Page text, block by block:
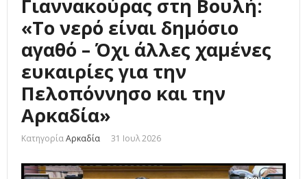
Γιαννακούρας στη Βουλή:
«Το νερό είναι δημόσιο
αγαθό – Όχι άλλες χαμένες
ευκαιρίες για την
Πελοπόννησο και την
Αρκαδία»
ΚατηγορίαΑρκαδία 31 Ιουλ 2026